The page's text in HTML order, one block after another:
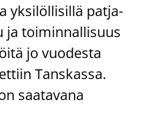
yksilöllisillä patja-
ja toiminnallisuus
jo vuodesta
Tanskassa.
saatavana